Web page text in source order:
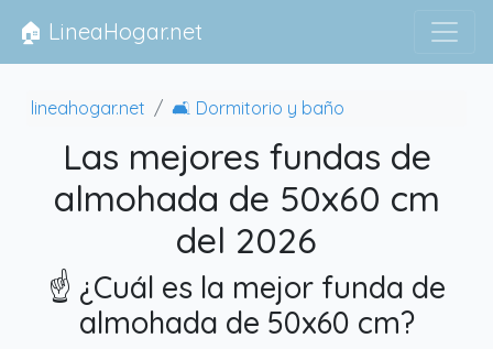
🏠 LineaHogar.net
lineahogar.net 🛋 Dormitorio y baño
Las mejores fundas de
almohada de 50x60 cm
del 2026
☝️ ¿Cuál es la mejor funda de
almohada de 50x60 cm?